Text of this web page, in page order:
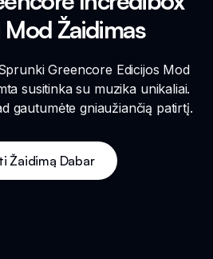
Žaidimas
Greencore Edicijos Mod
susitinka su muzika unikaliai.
gautumėte gniaužiančią patirtį.
Žaidimą Dabar